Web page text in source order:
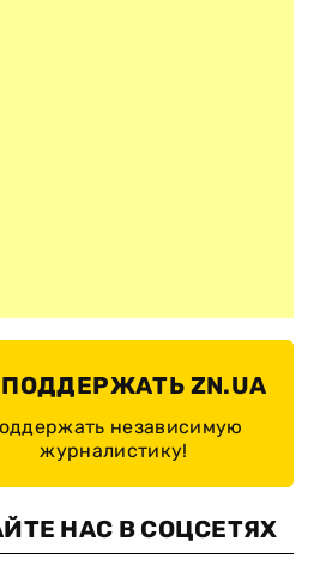
ПОДДЕРЖАТЬ ZN.UA
независимую
журналистику!
НАС В СОЦСЕТЯХ